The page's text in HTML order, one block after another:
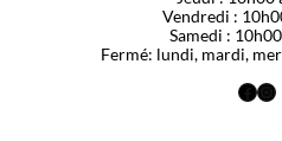
Vendredi :
Samedi :
Fermé: lundi, mardi,